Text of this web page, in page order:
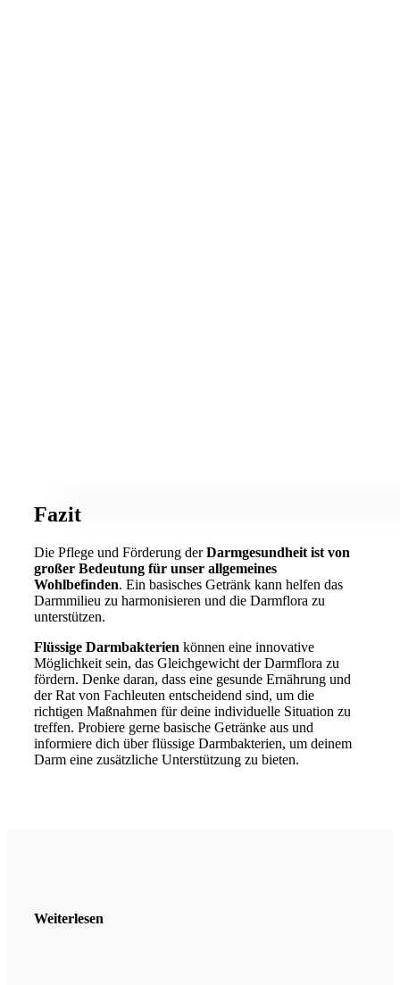
Fazit
Die Pflege und Förderung derDarmgesundheit ist von
großer Bedeutung für unser allgemeines
Wohlbefinden. Ein basisches Getränk kann helfen das
Darmmilieu zu harmonisieren und die Darmflora zu
unterstützen.
Flüssige Darmbakterien können eine innovative
Möglichkeit sein, das Gleichgewicht der Darmflora zu
fördern. Denke daran, dass eine gesunde Ernährung und
der Rat von Fachleuten entscheidend sind, um die
richtigen Maßnahmen für deine individuelle Situation zu
treffen. Probiere gerne basische Getränke aus und
informiere dich über flüssige Darmbakterien, um deinem
Darm eine zusätzliche Unterstützung zu bieten.
Weiterlesen